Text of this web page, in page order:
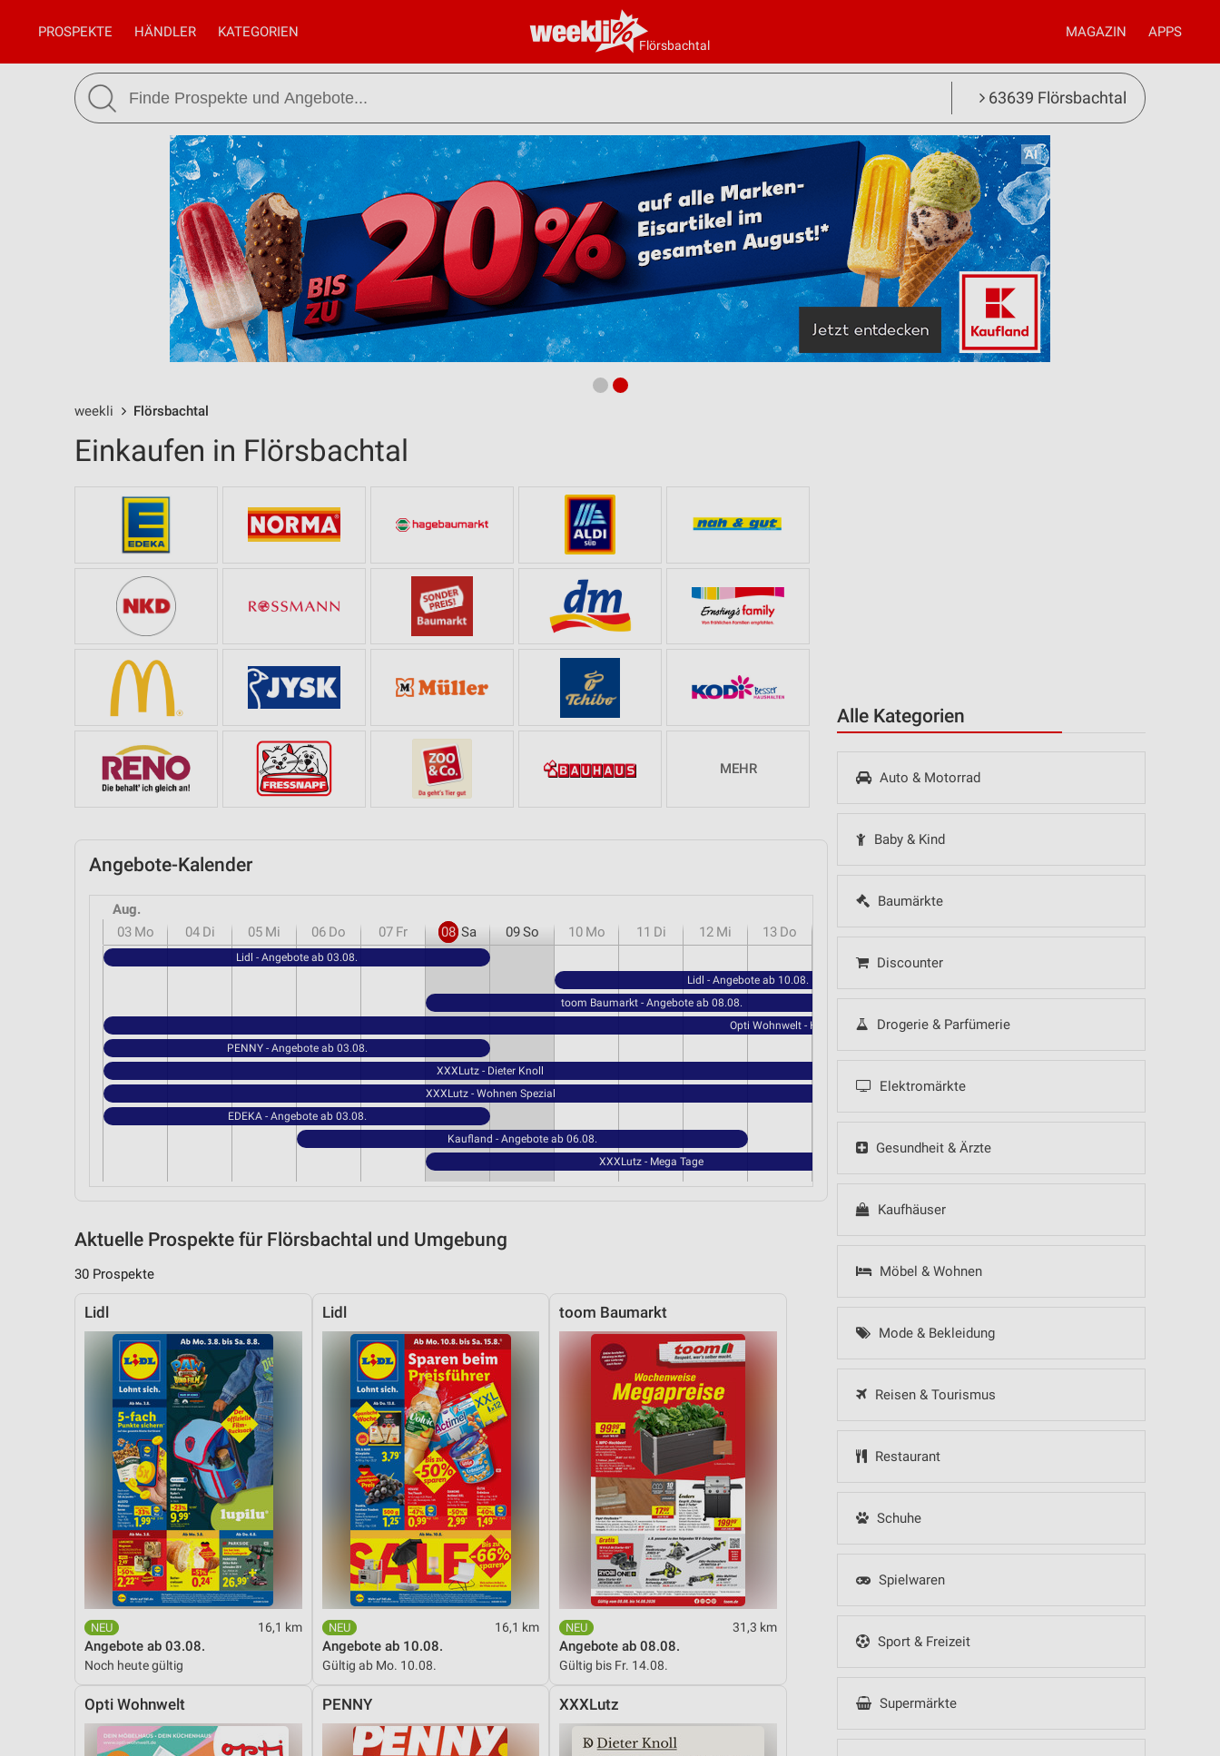
Flörsbachtal
PROSPEKTE HÄNDLER KATEGORIEN MAGAZIN APPS
63639 Flörsbachtal
weekli Flörsbachtal
Alle Kategorien
Auto & Motorrad
Baby & Kind
Baumärkte
Discounter
Drogerie & Parfümerie
Elektromärkte
Gesundheit & Ärzte
Kaufhäuser
Möbel & Wohnen
Mode & Bekleidung
Reisen & Tourismus
Restaurant
Schuhe
Spielwaren
Sport & Freizeit
Supermärkte
Einkaufen in Flörsbachtal
MEHR
Angebote-Kalender
Aug.
03 Mo 04 Di 05 Mi 06 Do 07 Fr 08 Sa 09So 10 Mo 11 Di 12 Mi 13 Do
Lidl - Angebote ab 03.08.
Lidl - Angebote ab 10.08.
toom Baumarkt - Angebote ab 08.08.
Opti Wohnwelt - Hot Sommer Sale
PENNY - Angebote ab 03.08.
XXXLutz - Dieter Knoll
XXXLutz - Wohnen Spezial
EDEKA - Angebote ab 03.08.
Kaufland - Angebote ab 06.08.
XXXLutz - Mega Tage
Aktuelle Prospekte für Flörsbachtal und Umgebung
30 Prospekte
Lidl
16,1 km
Angebote ab 03.08.
Noch heute gültig
Lidl
16,1 km
Angebote ab 10.08.
Gültig ab Mo. 10.08.
toom Baumarkt
31,3 km
Angebote ab 08.08.
Gültig bis Fr. 14.08.
Opti Wohnwelt PENNY XXXLutz